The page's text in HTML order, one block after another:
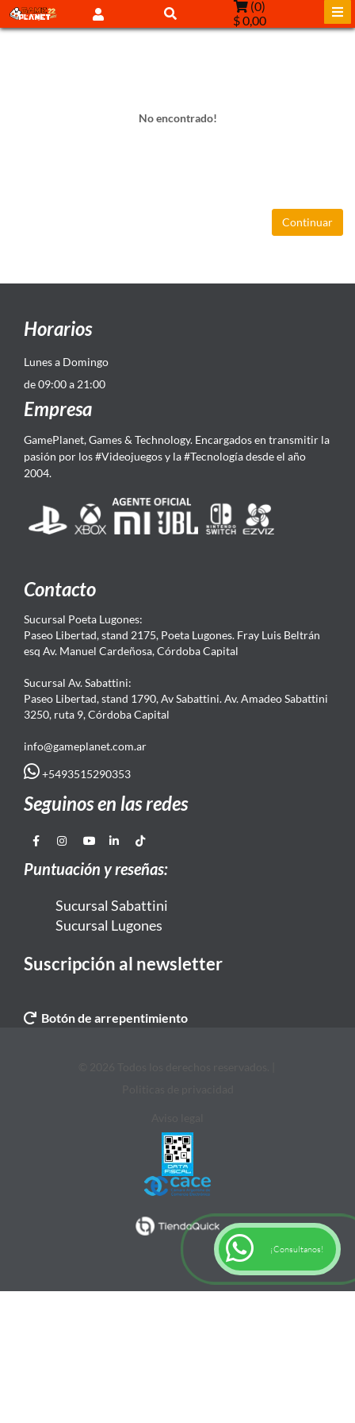
(0)
$ 0,00
No encontrado!
Continuar
Horarios
Lunes a Domingo
de 09:00 a 21:00
Empresa
GamePlanet, Games & Technology. Encargados en transmitir la
pasión por los #Videojuegos y la #Tecnología desde el año
2004.
Contacto
Sucursal Poeta Lugones:
Paseo Libertad, stand 2175, Poeta Lugones. Fray Luis Beltrán
esq Av. Manuel Cardeñosa, Córdoba Capital
Sucursal Av. Sabattini:
Paseo Libertad, stand 1790, Av Sabattini. Av. Amadeo Sabattini
3250, ruta 9, Córdoba Capital
info@gameplanet.com.ar
+5493515290353
Seguinos en las redes
Puntuación y reseñas:
Sucursal Sabattini
Sucursal Lugones
Suscripción al newsletter
Botón de arrepentimiento
¡Consultanos!